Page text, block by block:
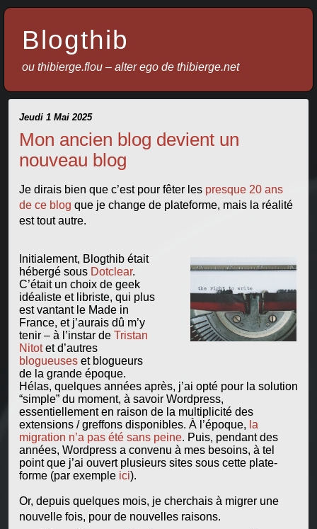
Blogthib
ou thibierge.flou – alter ego de thibierge.net
Jeudi 1 Mai 2025
Mon ancien blog devient un
nouveau blog
Je dirais bien que c’est pour fêter les presque 20 ans
de ce blog que je change de plateforme, mais la réalité
est tout autre.
Initialement, Blogthib était
hébergé sous Dotclear.
C’était un choix de geek
idéaliste et libriste, qui plus
est vantant le Made in
France, et j’aurais dû m’y
tenir – à l’instar de Tristan
Nitotet d’autres
blogueuseset blogueurs
de la grande époque.
Hélas, quelques années après, j’ai opté pour la solution
“simple” du moment, à savoir Wordpress,
essentiellement en raison de la multiplicité des
extensions / greffons disponibles. À l’époque, la
migration n’a pas été sans peine. Puis, pendant des
années, Wordpress a convenu à mes besoins, à tel
point que j’ai ouvert plusieurs sites sous cette plate-
forme (par exemple ici).
Or, depuis quelques mois, je cherchais à migrer une
nouvelle fois, pour de nouvelles raisons.